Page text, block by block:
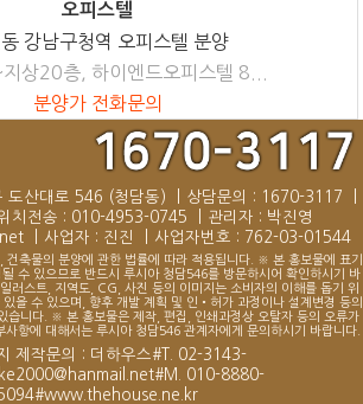
오피스텔
강남구청역 오피스텔 분양
상20층, 하이엔드오피스텔 8...
분양가 전화문의
도산대로 546 (청담동) 상담문의 : 1670-3117
치전송 : 010-4953-0745
관리자 : 박진영
사업자 : 진진 사업자번호 : 762-03-01544
축물의 분양에 관한 법률에 따라 적용됩니다. ※ 본 홍보물에 표기
수 있으므로 반드시 루시아 청담546를 방문하시어 확인하시기 바
러스트, 지역도, CG, 사진 등의 이미지는 소비자의 이해를 돕기 위
을 수 있으며, 향후 개발 계획 및 인•허가 과정이나 설계변경 등의
습니다. ※ 본 홍보물은 제작, 편집, 인쇄과정상 오탈자 등의 오류가
사항에 대해서는 루시아 청담546 관계자에게 문의하시기 바랍니다.
제작문의 : 더하우스#T. 02-3143-
010-8880-